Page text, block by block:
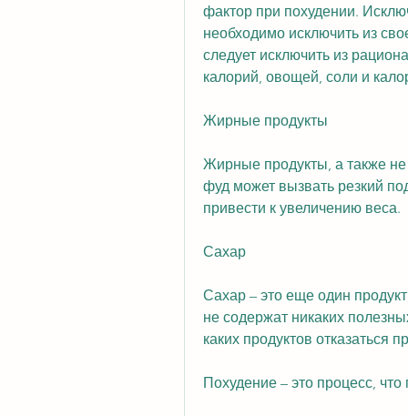
фактор при похудении.
необходимо исключить из
следует исключить из
калорий, овощей, соли и
Жирные продукты
Жирные продукты, а также
фуд может вызвать резкий
привести к увеличению веса.
Сахар
Сахар – это еще один
не содержат никаких
каких продуктов отказаться
Похудение – это процесс,